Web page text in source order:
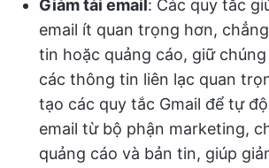
Giảm tải email : Các quy tắc
email ít quan trọng hơn,
tin hoặc quảng cáo, giữ
các thông tin liên lạc quan
tạo các quy tắc Gmail để tự
email từ bộ phận marketing,
quảng cáo và bản tin, giúp